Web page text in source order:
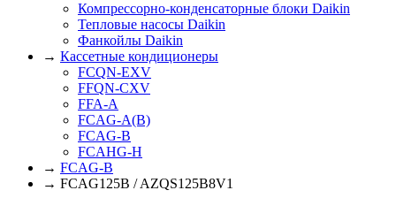
Компрессорно-конденсаторные блоки Daikin
Тепловые насосы Daikin
Фанкойлы Daikin
→ Кассетные кондиционеры
FCQN-EXV
FFQN-CXV
FFA-A
FCAG-A(B)
FCAG-B
FCAHG-H
→ FCAG-B
→ FCAG125B / AZQS125B8V1